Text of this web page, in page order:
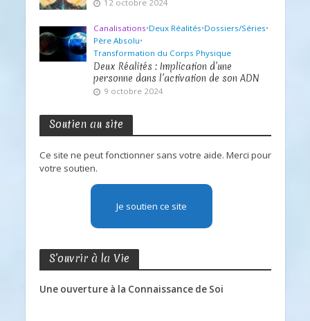
12 octobre 2024
Canalisations•Deux Réalités•Dossiers/Séries•
Père Absolu•
Transformation du Corps Physique
Deux Réalités : Implication d’une
personne dans l’activation de son ADN
9 octobre 2024
Soutien au site
Ce site ne peut fonctionner sans votre aide. Merci pour
votre soutien.
Je soutien ce site
S’ouvrir à la Vie
Une ouverture à la Connaissance de Soi